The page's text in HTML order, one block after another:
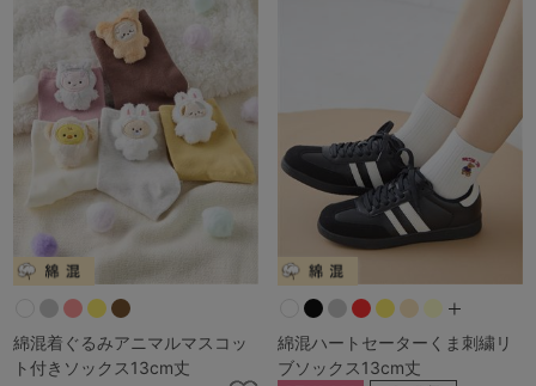
綿混着ぐるみアニマルマスコッ
ト付きソックス13cm丈
綿混ハートセーターくま刺繍リ
ブソックス13cm丈